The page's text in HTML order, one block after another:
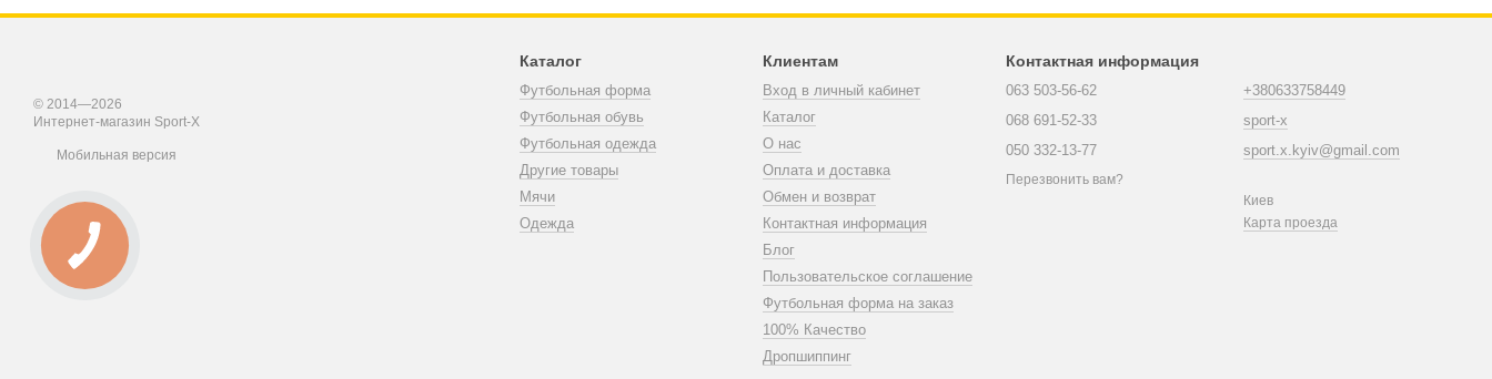
© 2014—2026
Интернет-магазин Sport-X
Мобильная версия
Каталог
Футбольная форма
Футбольная обувь
Футбольная одежда
Другие товары
Мячи
Одежда
Клиентам
Вход в личный кабинет
Каталог
О нас
Оплата и доставка
Обмен и возврат
Контактная информация
Блог
Пользовательское соглашение
Футбольная форма на заказ
100% Качество
Дропшиппинг
Контактная информация
063 503-56-62
068 691-52-33
050 332-13-77
Перезвонить вам?
+380633758449
sport-x
sport.x.kyiv@gmail.com
Киев
Карта проезда